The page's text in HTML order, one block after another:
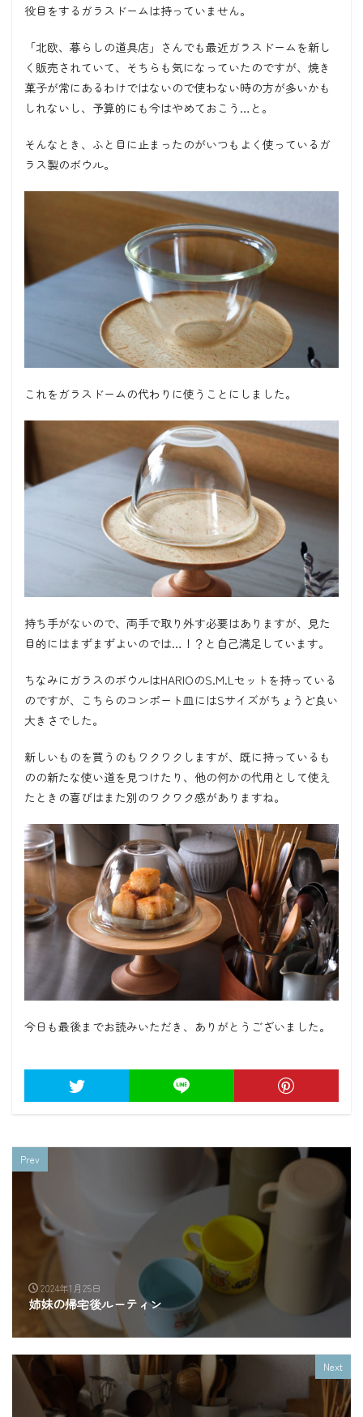
役目をするガラスドームは持っていません。
「北欧、暮らしの道具店」さんでも最近ガラスドームを新し
く販売されていて、そちらも気になっていたのですが、焼き
菓子が常にあるわけではないので使わない時の方が多いかも
しれないし、予算的にも今はやめておこう…と。
そんなとき、ふと目に止まったのがいつもよく使っているガ
ラス製のボウル。
これをガラスドームの代わりに使うことにしました。
持ち手がないので、両手で取り外す必要はありますが、見た
目的にはまずまずよいのでは…！？と自己満足しています。
ちなみにガラスのボウルはHARIOのS.M.Lセットを持っている
のですが、こちらのコンポート皿にはSサイズがちょうど良い
大きさでした。
新しいものを買うのもワクワクしますが、既に持っているも
のの新たな使い道を見つけたり、他の何かの代用として使え
たときの喜びはまた別のワクワク感がありますね。
今日も最後までお読みいただき、ありがとうございました。
Prev
2024年1月25日
姉妹の帰宅後ルーティン
Next